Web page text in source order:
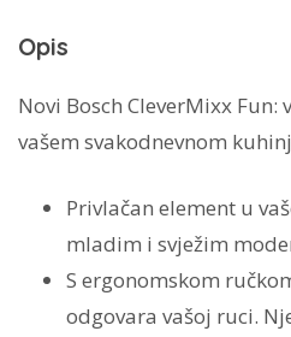
W
plava
MSM2410PW
Opis
Novi Bosch CleverMixx Fun:
vašem svakodnevnom
Privlačan element u
mladim i svježim
S ergonomskom
odgovara vašoj ruci.